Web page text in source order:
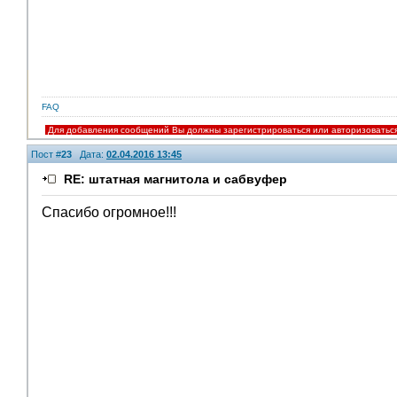
FAQ
Для добавления сообщений Вы должны зарегистрироваться или
Пост #23 Дата: 02.04.2016 13:45
RE: штатная магнитола и сабвуфер
Спасибо огромное!!!